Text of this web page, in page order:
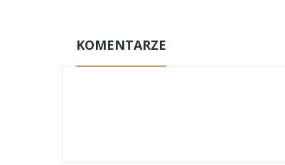
KOMENTARZE